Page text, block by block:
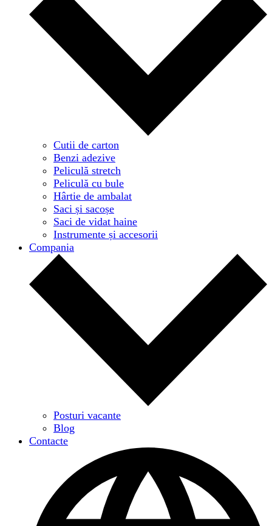
Cutii de carton
Benzi adezive
Peliculă stretch
Peliculă cu bule
Hârtie de ambalat
Saci și sacoșe
Saci de vidat haine
Instrumente și accesorii
Compania
Posturi vacante
Blog
Contacte